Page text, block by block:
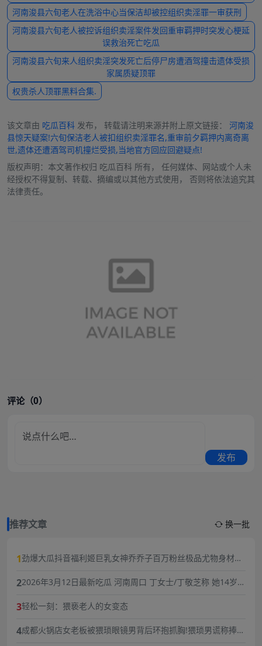
河南浚县六旬老人在洗浴中心当保洁却被控组织卖淫罪一审获刑
河南浚县六旬老人被控诉组织卖淫案件发回重审羁押时突发心梗延
误救治死亡吃瓜
河南浚县六旬来人组织卖淫突发死亡后停尸房遭酒驾撞击遗体受损
家属质疑顶罪
权贵杀人顶罪黑料合集.
该文章由 吃瓜百科 发布， 转载请注明来源并附上原文链接： 河南浚
县惊天疑案!六旬保洁老人被扣组织卖淫罪名,重审前夕羁押内离奇离
世,遗体还遭酒驾司机撞烂受损,当地官方回应回避疑点!
版权声明：本文著作权归 吃瓜百科 所有， 任何媒体、网站或个人未
经授权不得复制、转载、摘编或以其他方式使用， 否则将依法追究其
法律责任。
评论（0）
发布
推荐文章 换一批
1劲爆大瓜抖音福利姬巨乳女神乔乔子百万粉丝极品尤物身材纤
的快乐体验
22026年3月12日最新吃瓜 河南周口 丁女士/丁敬芝称 她14岁时
暴力虐待囚禁
3轻松一刻：猥亵老人的女变态
4成都火锅店女老板被猥琐眼镜男背后环抱抓胸!猥琐男谎称捧女